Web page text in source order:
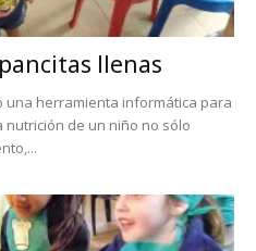
llenas
una herramienta informática para
nutrición de un niño no sólo